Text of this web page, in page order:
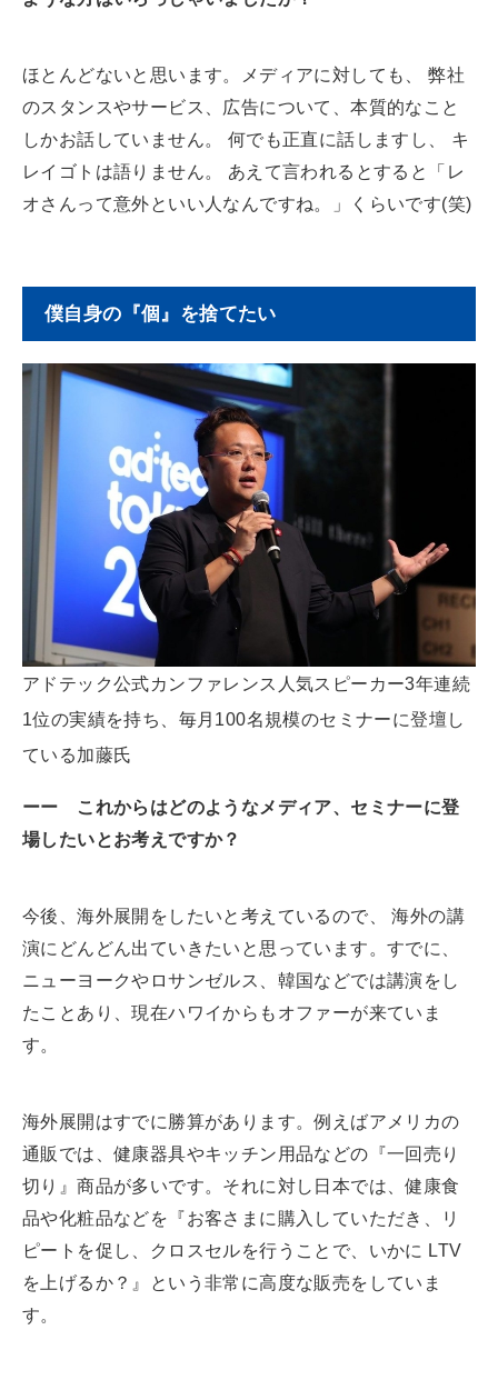
ほとんどないと思います。メディアに対しても、 弊社
のスタンスやサービス、広告について、本質的なこと
しかお話していません。 何でも正直に話しますし、 キ
レイゴトは語りません。 あえて言われるとすると「レ
オさんって意外といい人なんですね。」くらいです(笑)
僕自身の『個』を捨てたい
アドテック公式カンファレンス人気スピーカー3年連続
1位の実績を持ち、毎月100名規模のセミナーに登壇し
ている加藤氏
ーー これからはどのようなメディア、セミナーに登
場したいとお考えですか？
今後、海外展開をしたいと考えているので、 海外の講
演にどんどん出ていきたいと思っています。すでに、
ニューヨークやロサンゼルス、韓国などでは講演をし
たことあり、現在ハワイからもオファーが来ていま
す。
海外展開はすでに勝算があります。例えばアメリカの
通販では、健康器具やキッチン用品などの『一回売り
切り』商品が多いです。それに対し日本では、健康食
品や化粧品などを『お客さまに購入していただき、リ
ピートを促し、クロスセルを行うことで、いかに LTV
を上げるか？』という非常に高度な販売をしていま
す。